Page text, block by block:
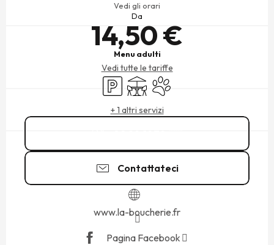
Vedi gli orari
Da
14,50 €
Menu adulti
Vedi tutte le tariffe
ParcheggioTerrazzaAnimali ammessi
+ 1 altri servizi
Contattateci
www.la-boucherie.fr
Pagina Facebook